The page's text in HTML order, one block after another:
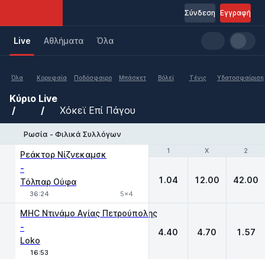
Εγγραφή
Σύνδεση
Live Aθλήματα Όλα
Όλα Κορυφαία Ποδόσφαιρο Μπάσκετ Βόλεϊ Τένις Υδατοσφαίριση
Κύριο Live
Χόκεϊ Επί Πάγου
Ρωσία - Φιλικά Συλλόγων
1 X 2
Ρεάκτορ Νίζνεκαμσκ
-
Τόλπαρ Ούφα
36:24 5x4
1 X 2
1.04 12.00 42.00
MHC Ντινάμο Αγίας Πετρούπολης
-
Loko
16:53
4.40 4.70 1.57